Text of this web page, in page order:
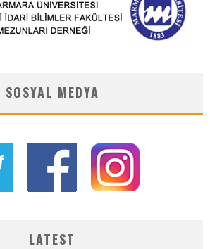
SOSYAL MEDYA
LATEST